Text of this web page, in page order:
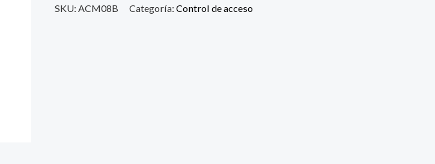
SKU:ACM08B Categoría:Control de acceso